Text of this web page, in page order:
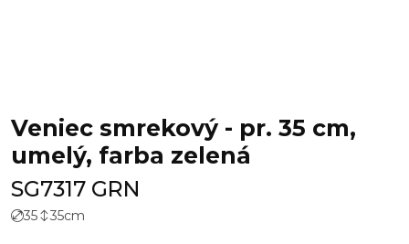
Veniec smrekový - pr. 35 cm,
umelý, farba zelená
SG7317 GRN
35 35cm